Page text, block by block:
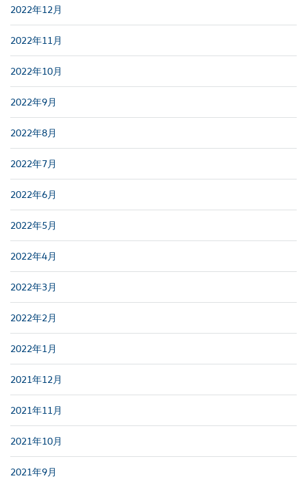
2022年12月
2022年11月
2022年10月
2022年9月
2022年8月
2022年7月
2022年6月
2022年5月
2022年4月
2022年3月
2022年2月
2022年1月
2021年12月
2021年11月
2021年10月
2021年9月